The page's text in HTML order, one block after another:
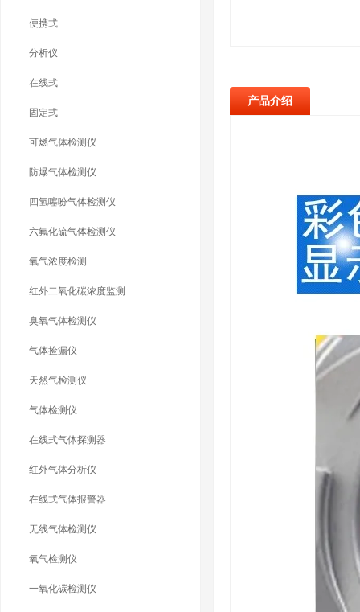
便携式
分析仪
在线式
固定式
可燃气体检测仪
防爆气体检测仪
四氢噻吩气体检测仪
六氟化硫气体检测仪
氧气浓度检测
红外二氧化碳浓度监测
臭氧气体检测仪
气体捡漏仪
天然气检测仪
气体检测仪
在线式气体探测器
红外气体分析仪
在线式气体报警器
无线气体检测仪
氧气检测仪
一氧化碳检测仪
产品介绍